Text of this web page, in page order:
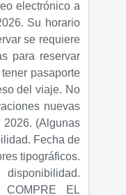
electrónico a
Su horario
se requiere
para reservar
pasaporte
del viaje. No
nuevas
(Algunas
Fecha de
tipográficos.
COMPRE EL